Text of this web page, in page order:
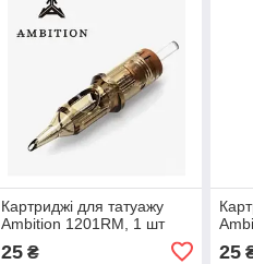
Картриджі для татуажу
Ambition 1201RM, 1 шт
25₴ 25